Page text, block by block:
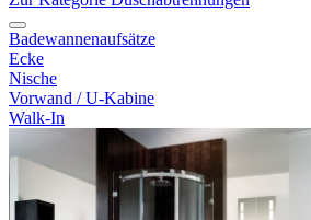
Badewannenaufsätze
Ecke
Nische
Vorwand / U-Kabine
Walk-In